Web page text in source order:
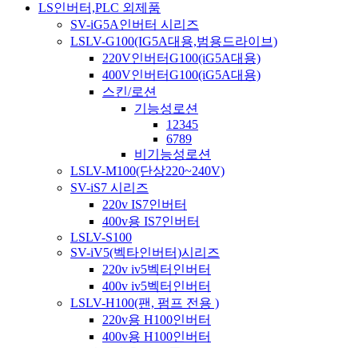
LS인버터,PLC 외제품
SV-iG5A인버터 시리즈
LSLV-G100(IG5A대용,범용드라이브)
220V인버터G100(iG5A대용)
400V인버터G100(iG5A대용)
스킨/로션
기능성로션
12345
6789
비기능성로션
LSLV-M100(단상220~240V)
SV-iS7 시리즈
220v IS7인버터
400v용 IS7인버터
LSLV-S100
SV-iV5(벡타인버터)시리즈
220v iv5벡터인버터
400v iv5벡터인버터
LSLV-H100(팬, 펌프 전용 )
220v용 H100인버터
400v용 H100인버터